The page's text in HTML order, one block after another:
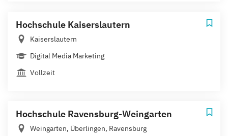
Hochschule Kaiserslautern
Kaiserslautern
Digital Media Marketing
Vollzeit
Hochschule Ravensburg-Weingarten
Weingarten, Überlingen, Ravensburg